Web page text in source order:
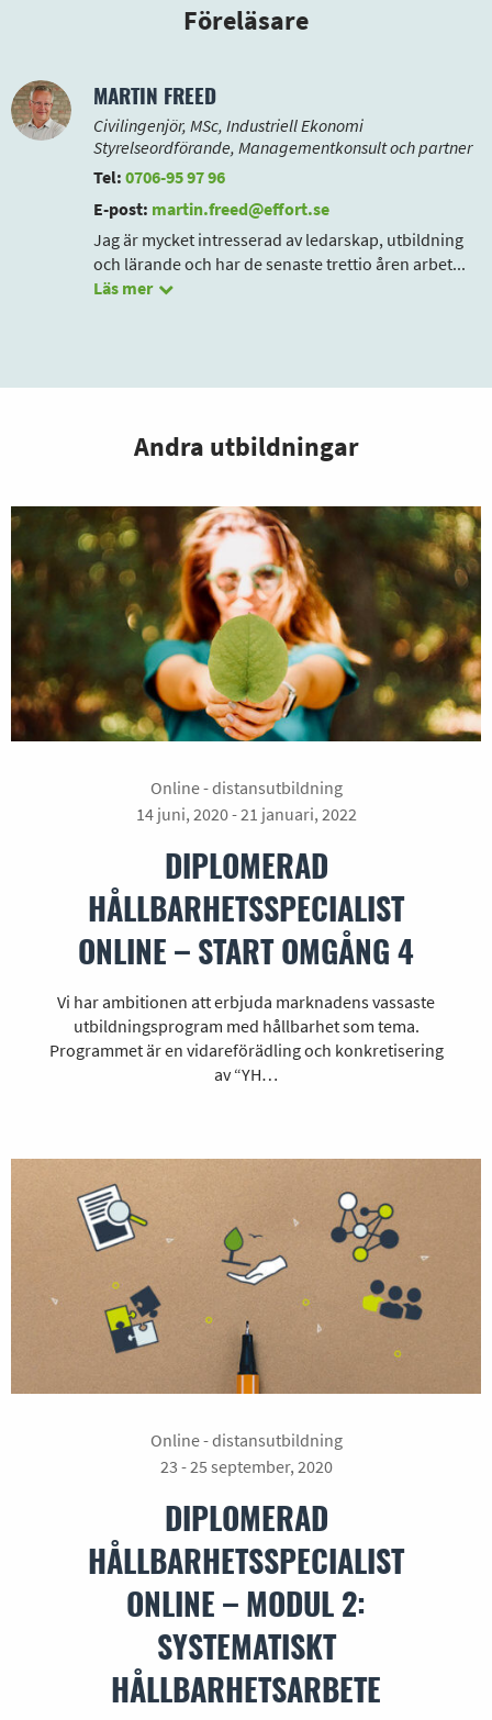
Föreläsare
MARTIN FREED
Civilingenjör, MSc, Industriell Ekonomi
Styrelseordförande, Managementkonsult och partner
Tel: 0706-95 97 96
E-post: martin.freed@effort.se
Jag är mycket intresserad av ledarskap, utbildning
och lärande och har de senaste trettio åren arbet...
Läs mer
Andra utbildningar
Online - distansutbildning
14 juni, 2020 - 21 januari, 2022
DIPLOMERAD
HÅLLBARHETSSPECIALIST
ONLINE – START OMGÅNG 4
Vi har ambitionen att erbjuda marknadens vassaste
utbildningsprogram med hållbarhet som tema.
Programmet är en vidareförädling och konkretisering
av “YH…
Online - distansutbildning
23 - 25 september, 2020
DIPLOMERAD
HÅLLBARHETSSPECIALIST
ONLINE – MODUL 2:
SYSTEMATISKT
HÅLLBARHETSARBETE